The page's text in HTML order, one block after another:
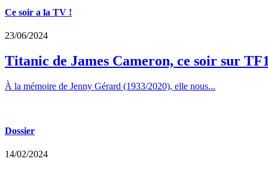
Ce soir a la TV !
23/06/2024
Titanic de James Cameron, ce soir sur
À la mémoire de Jenny Gérard (1933/2020), elle nous...
Dossier
14/02/2024